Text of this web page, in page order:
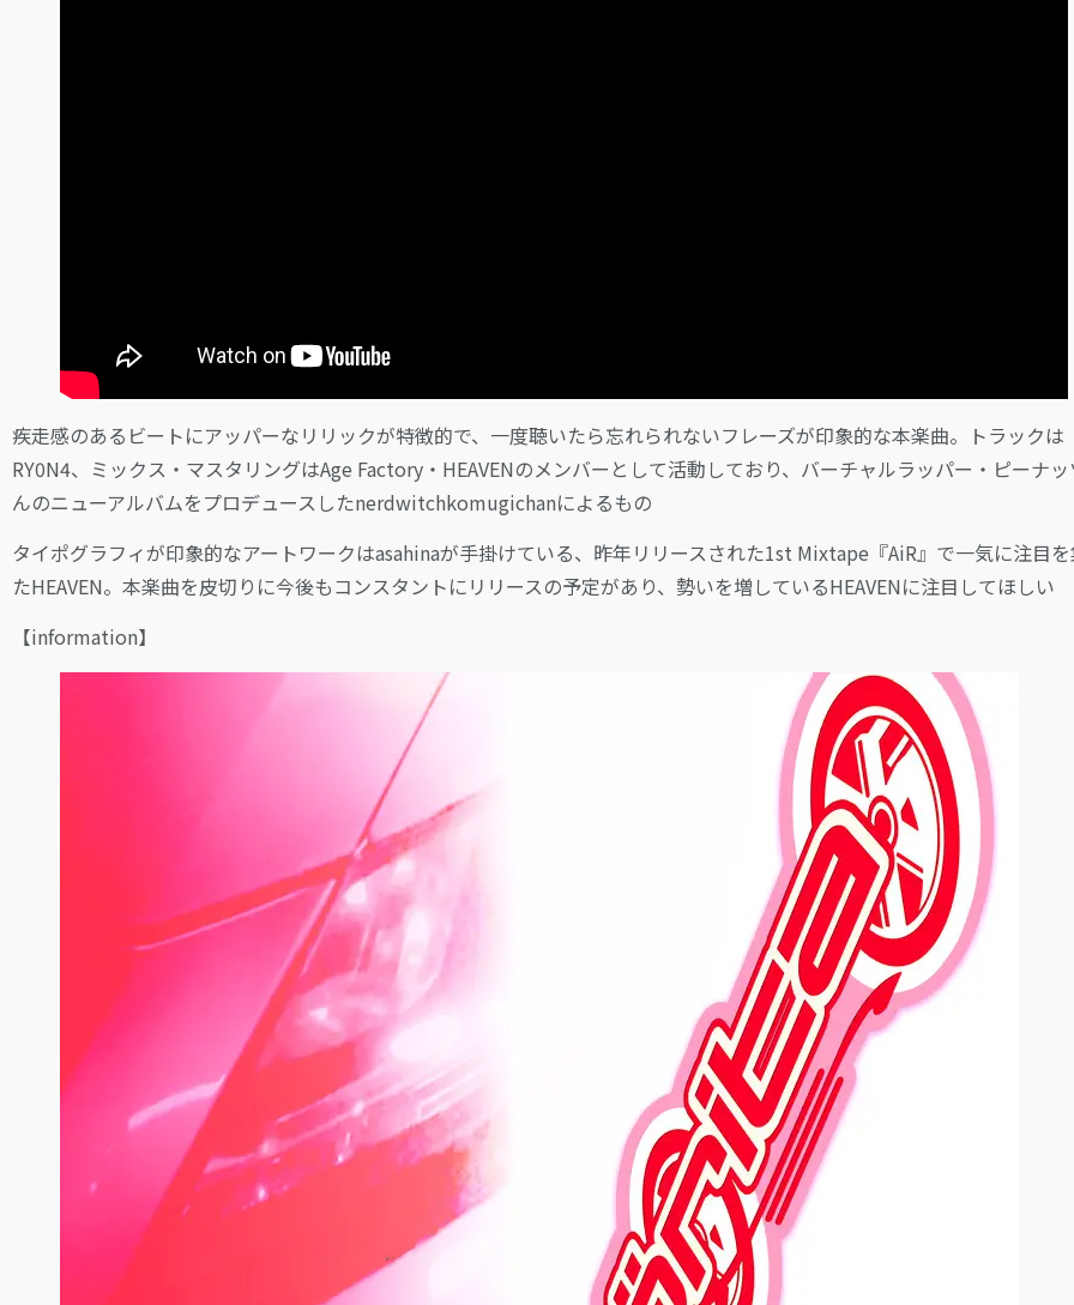
疾走感のあるビートにアッパーなリリックが特徴的で、一度聴いたら忘れられないフレーズが印象的な本楽曲。トラックは
RY0N4、ミックス・マスタリングはAge Factory・HEAVENのメンバーとして活動しており、バーチャルラッパー・ピーナッ
んのニューアルバムをプロデュースしたnerdwitchkomugichanによるもの
タイポグラフィが印象的なアートワークはasahinaが手掛けている、昨年リリースされた1st Mixtape『AiR』で一気に注目を
たHEAVEN。本楽曲を皮切りに今後もコンスタントにリリースの予定があり、勢いを増しているHEAVENに注目してほしい
【information】